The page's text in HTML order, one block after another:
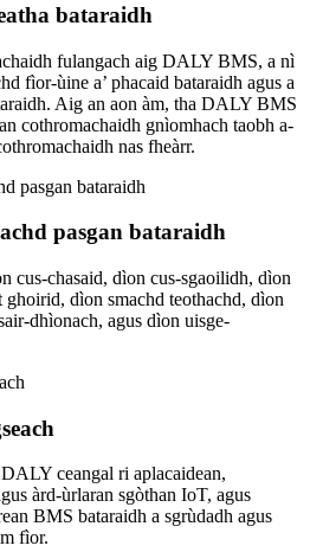
bataraidh
fulangach aig DALY BMS, a nì
fìor-ùine a’ phacaid bataraidh agus a
Aig an aon àm, tha DALY BMS
cothromachaidh gnìomhach taobh a-
nas fheàrr.
pasgan bataraidh
cus-chasaid, dìon cus-sgaoilidh, dìon
ghoirid, dìon smachd teothachd, dìon
dhìonach, agus dìon uisge-
ceangal ri aplacaidean,
àrd-ùrlaran sgòthan IoT, agus
BMS bataraidh a sgrùdadh agus
fìor.